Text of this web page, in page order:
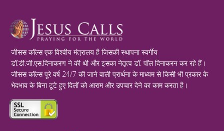
जीसस कॉल्स एक विश्वीय मंत्रालय है जिसकी स्थापना स्वर्गीय
डॉ.डी.जी.एस.दिनाकरण ने की थी और इसका नेतृत्व डॉ. पॉल दिनाकरन कर रहे हैं।
जीसस कॉल्स पूरे वर्ष 24/7 की जाने वाली प्रार्थना के माध्यम से किसी भी प्रकार के
भेदभाव के बिना टूटे हुए दिलों को आराम और उपचार देने का काम करता है।